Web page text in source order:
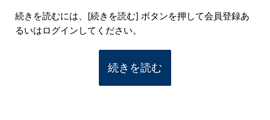
続きを読むには、[続きを読む] ボタンを押して会員登録あ
るいはログインしてください。
続きを読む